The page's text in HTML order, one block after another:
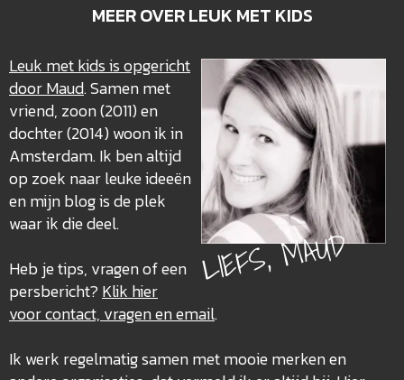
MEER OVER LEUK MET KIDS
LIEFS, MAUD
Leuk met kids is opgericht
door Maud. Samen met
vriend, zoon (2011) en
dochter (2014) woon ik in
Amsterdam. Ik ben altijd
op zoek naar leuke ideeën
en mijn blog is de plek
waar ik die deel.
Heb je tips, vragen of een
persbericht? Klik hier
voor contact, vragen en email.
Ik werk regelmatig samen met mooie merken en